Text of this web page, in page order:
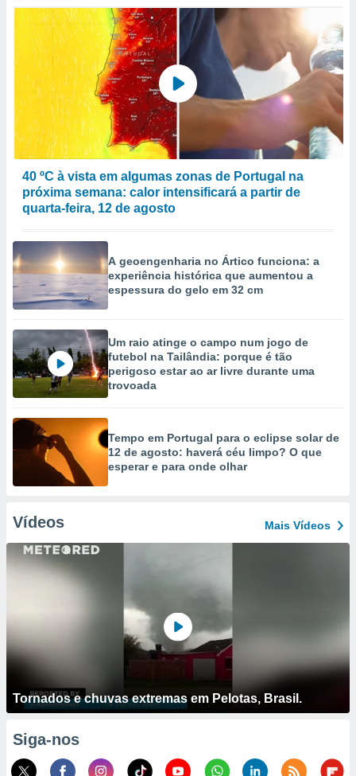
40 ºC à vista em algumas zonas de Portugal na
próxima semana: calor intensificará a partir de
quarta-feira, 12 de agosto
A geoengenharia no Ártico funciona: a
experiência histórica que aumentou a
espessura do gelo em 32 cm
Um raio atinge o campo num jogo de
futebol na Tailândia: porque é tão
perigoso estar ao ar livre durante uma
trovoada
Tempo em Portugal para o eclipse solar de
12 de agosto: haverá céu limpo? O que
esperar e para onde olhar
Vídeos Mais Vídeos
Tornados e chuvas extremas em Pelotas, Brasil.
Siga-nos